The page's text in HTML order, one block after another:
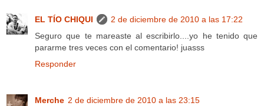
EL TÍO CHIQUI
2 de diciembre de 2010 a las 17:22
Seguro que te mareaste al escribirlo....yo he tenido que
pararme tres veces con el comentario! juasss
Responder
Merche 2 de diciembre de 2010 a las 23:15